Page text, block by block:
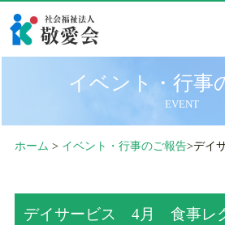
イベント・行事
EVENT
ホーム > イベント・行事のご報告>デイ
デイサービス 4月 食事レ